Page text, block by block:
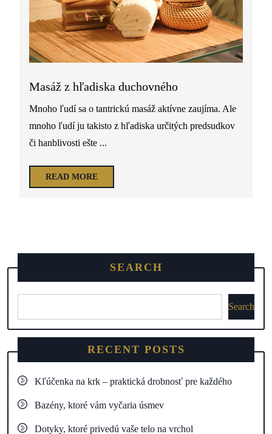
Masáž z hľadiska duchovného
Mnoho ľudí sa o tantrickú masáž aktívne zaujíma. Ale
mnoho ľudí ju takisto z hľadiska určitých predsudkov
či hanblivosti ešte ...
READ MORE
SEARCH
Search
RECENT POSTS
Kľúčenka na krk – praktická drobnosť pre každého
Bazény, ktoré vám vyčaria úsmev
Dotyky, ktoré privedú vaše telo na vrchol